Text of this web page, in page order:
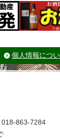
個人情報につ
863-7284